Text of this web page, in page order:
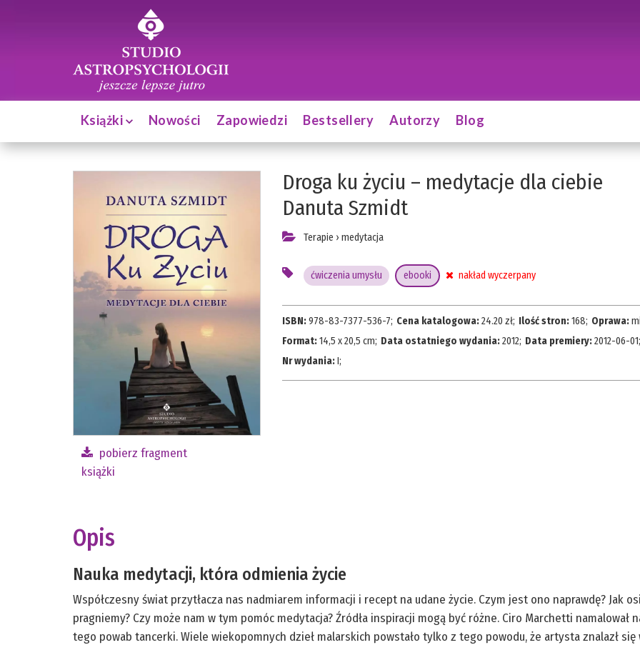
Książki Nowości Zapowiedzi Bestsellery Autorzy Blog
pobierz fragment
książki
Droga ku życiu – medytacje dla ciebie
Danuta Szmidt
Terapie › medytacja
ćwiczenia umysłu ebooki nakład wyczerpany
ISBN:978-83-7377-536-7; Cena katalogowa:24.20 zł; Ilość stron:168; Oprawa:
Format: 14,5 x 20,5 cm; Data ostatniego wydania:2012; Data premiery:2012-06-01;
Nr wydania:I;
Opis
Nauka medytacji, która odmienia życie
Współczesny świat przytłacza nas nadmiarem informacji i recept na udane życie. Czym jest ono naprawdę? Jak
pragniemy? Czy może nam w tym pomóc medytacja? Źródła inspiracji mogą być różne. Ciro Marchetti
tego powab tancerki. Wiele wiekopomnych dzieł malarskich powstało tylko z tego powodu, że artysta znalazł